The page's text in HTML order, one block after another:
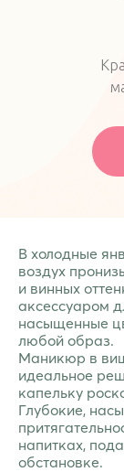
В холодные
воздух
и винных
аксессуаром
насыщенные
любой образ.
Маникюр в
идеальное
капельку
Глубокие,
напитках,
обстановке.